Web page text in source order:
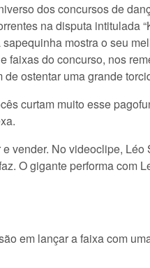
dos concursos de
na disputa intitulada
mostra o seu
faixas do concurso, nos
ostentar uma grande
curtam muito esse
vender. No videoclipe, Léo
O gigante performa com
em lançar a faixa com